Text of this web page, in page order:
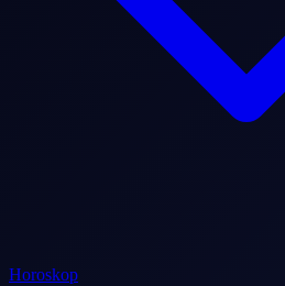
Horoskop